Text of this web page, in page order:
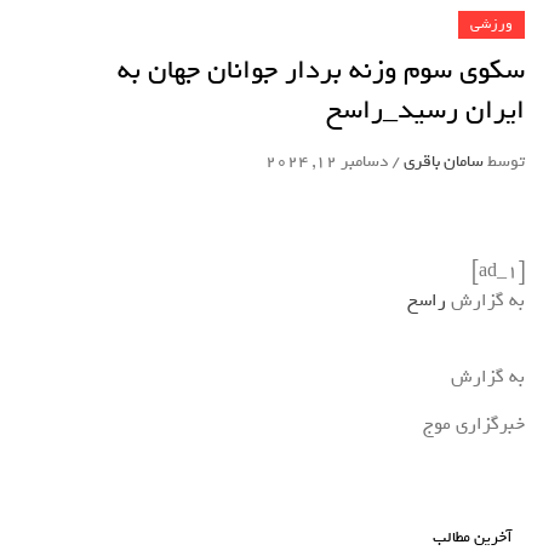
ورزشی
سکوی سوم وزنه بردار جوانان جهان به
ایران رسید_راسخ
توسطسامان باقری/دسامبر 12, 2024
[ad_1]
به گزارش راسخ
به گزارش
خبرگزاری موج
آخرین مطالب